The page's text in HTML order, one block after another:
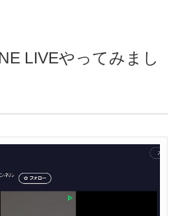
LIVEやってみまし